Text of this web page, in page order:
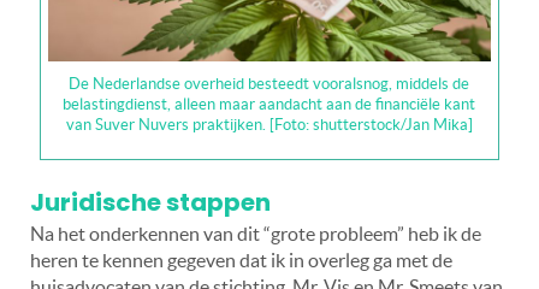
De Nederlandse overheid besteedt vooralsnog, middels de
belastingdienst, alleen maar aandacht aan de financiële kant
van Suver Nuvers praktijken. [Foto: shutterstock/Jan Mika]
Juridische stappen
Na het onderkennen van dit “grote probleem” heb ik de
heren te kennen gegeven dat ik in overleg ga met de